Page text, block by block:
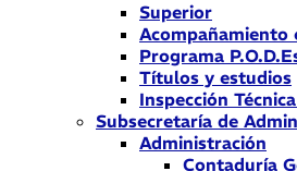
Superior
Acompañamiento
Programa
Títulos y estudios
Inspección
Subsecretaría de
Administración
Contaduría